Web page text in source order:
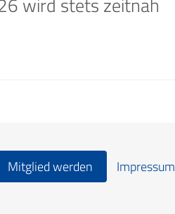
Mitglied werden Impressum